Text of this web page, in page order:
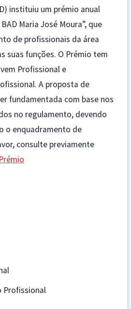
instituiu um prémio anual
Maria José Moura”, que
de profissionais da área
suas funções. O Prémio tem
Profissional e
A proposta de
fundamentada com base nos
no regulamento, devendo
o enquadramento de
consulte previamente
Profissional
wplink